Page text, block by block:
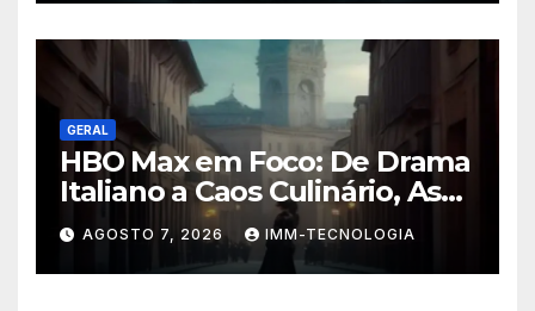
GERAL
HBO Max em Foco: De Drama
Italiano a Caos Culinário, As
Novidades Imperdíveis da
Semana (16 a 22 de Fevereiro)
AGOSTO 7, 2026 IMM-TECNOLOGIA